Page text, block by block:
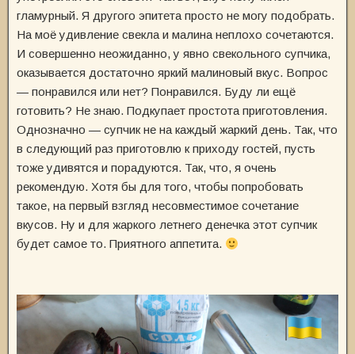
гламурный. Я другого эпитета просто не могу подобрать.
На моё удивление свекла и малина неплохо сочетаются.
И совершенно неожиданно, у явно свекольного супчика,
оказывается достаточно яркий малиновый вкус. Вопрос
— понравился или нет? Понравился. Буду ли ещё
готовить? Не знаю. Подкупает простота приготовления.
Однозначно — супчик не на каждый жаркий день. Так, что
в следующий раз приготовлю к приходу гостей, пусть
тоже удивятся и порадуются. Так, что, я очень
рекомендую. Хотя бы для того, чтобы попробовать
такое, на первый взгляд несовместимое сочетание
вкусов. Ну и для жаркого летнего денечка этот супчик
будет самое то. Приятного аппетита.